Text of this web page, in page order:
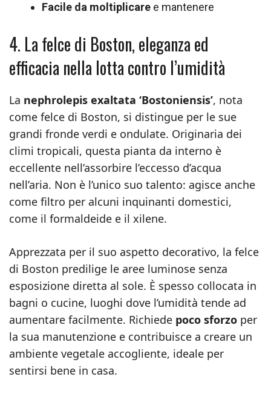
Facile da moltiplicare e mantenere
4. La felce di Boston, eleganza ed
efficacia nella lotta contro l’umidità
La nephrolepis exaltata ‘Bostoniensis’, nota
come felce di Boston, si distingue per le sue
grandi fronde verdi e ondulate. Originaria dei
climi tropicali, questa pianta da interno è
eccellente nell’assorbire l’eccesso d’acqua
nell’aria. Non è l’unico suo talento: agisce anche
come filtro per alcuni inquinanti domestici,
come il formaldeide e il xilene.
Apprezzata per il suo aspetto decorativo, la felce
di Boston predilige le aree luminose senza
esposizione diretta al sole. È spesso collocata in
bagni o cucine, luoghi dove l’umidità tende ad
aumentare facilmente. Richiede poco sforzo per
la sua manutenzione e contribuisce a creare un
ambiente vegetale accogliente, ideale per
sentirsi bene in casa.